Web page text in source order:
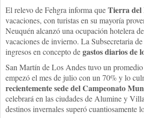
El relevo de Fehgra informa queTierra del
vacaciones, con turistas en su mayoría
Neuquén alcanzó una ocupación hotelera
vacaciones de invierno. La Subsecretaria
ingresos en concepto degastos diarios de
San Martín de Los Andes tuvo un
empezó el mes de julio con un 70% y lo
recientemente sede del Campeonato
celebrará en las ciudades de Alumine y
destinos invernales superó cuantiosamente